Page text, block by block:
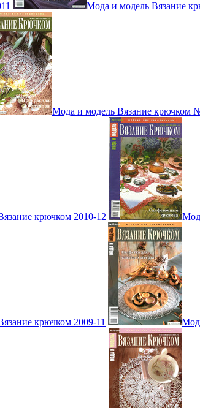
Мода и модель Вязание
Мода и модель Вязание крючком
крючком 2010-12
крючком 2009-11